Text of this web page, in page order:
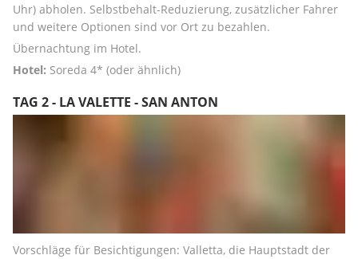
Uhr) abholen. Selbstbehalt-Reduzierung, zusätzlicher Fahrer
und weitere Optionen sind vor Ort zu bezahlen.
Übernachtung im Hotel.
Hotel: Soreda 4* (oder ähnlich)
TAG 2 - LA VALETTE - SAN ANTON
Vorschläge für Besichtigungen: Valletta, die Hauptstadt der